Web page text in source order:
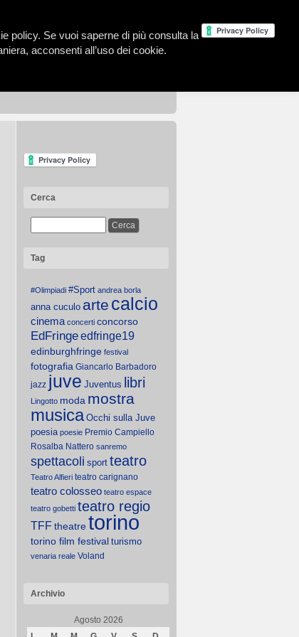
Cerca
Tag
#Olimpiadi #Sport andrea borla
anna cuculo arte calcio
cinema concerti concorso
EdFringeedfringe19
edinburghfringe festival
fotografia Giancarlo Barbadoro
jazz juve Juventus libri
Lingotto moda mostra
musica Occhi sulla Juve
poesia poesie Premio Campiello
Rosalba Nattero sanremo
spettacoli sport teatro
Teatro Alfieri teatro carignano
teatro colosseo teatro espace
teatro gobetti teatro regio
TFFtheatretorino
torino film festival turismo
venaria reale Voland
Archivio
Agosto 2026
policy. Se vuoi saperne di più consulta la
acconsenti all’uso dei cookie.